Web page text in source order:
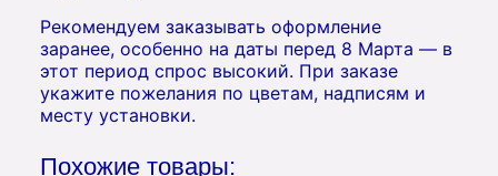
Рекомендуем заказывать оформление
заранее, особенно на даты перед 8 Марта — в
этот период спрос высокий. При заказе
укажите пожелания по цветам, надписям и
месту установки.
Похожие товары: